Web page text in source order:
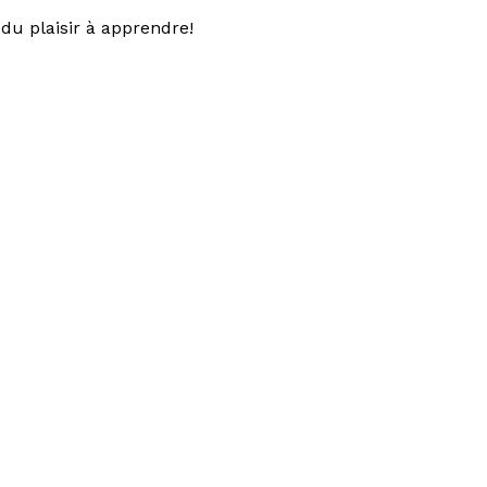
plaisir à apprendre!